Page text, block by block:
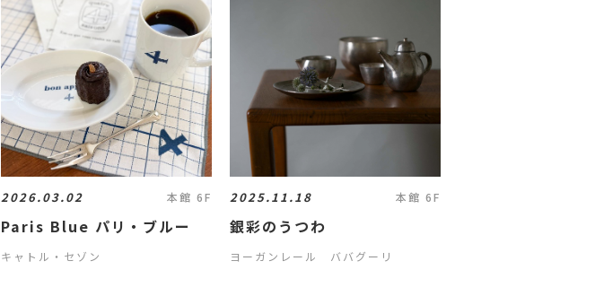
2026.03.02 本館 6F
Paris Blue パリ・ブルー
キャトル・セゾン
2025.11.18 本館 6F
銀彩のうつわ
ヨーガンレール ババグーリ